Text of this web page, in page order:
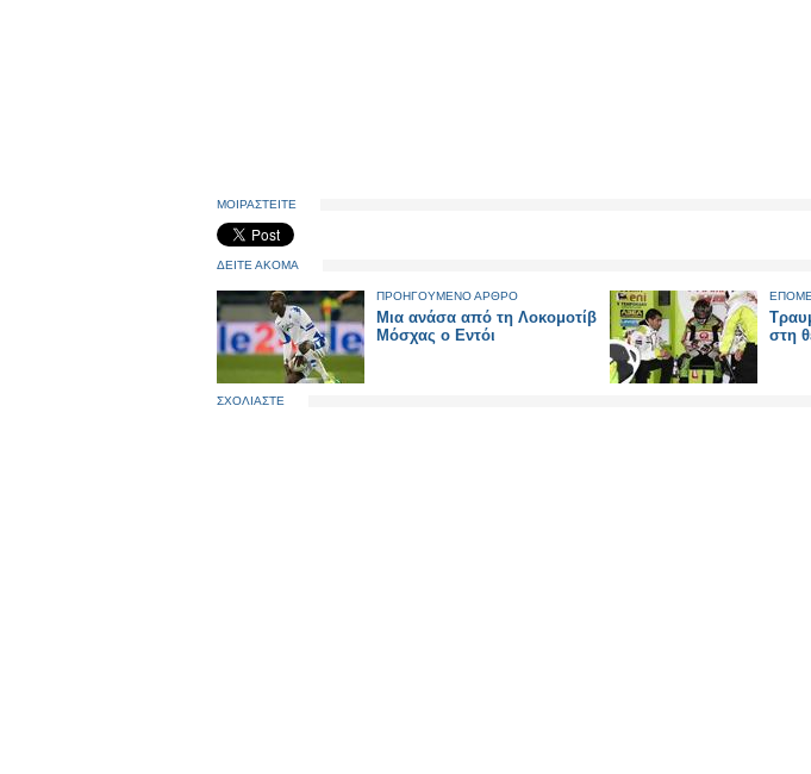
ΜΟΙΡΑΣΤΕΙΤΕ
ΔΕΙΤΕ ΑΚΟΜΑ
ΠΡΟΗΓΟΥΜΕΝΟ ΑΡΘΡΟ
Μια ανάσα από τη Λοκομοτίβ
Μόσχας ο Εντόι
στη
ΣΧΟΛΙΑΣΤΕ